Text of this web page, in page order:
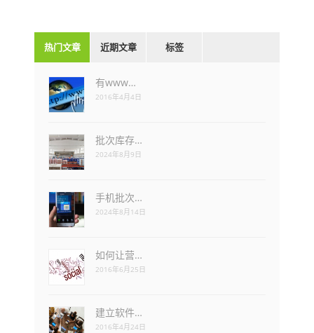
热门文章 近期文章 标签
有www…
2016年4月4日
批次库存…
2024年8月9日
手机批次…
2024年8月14日
如何让营…
2016年6月25日
建立软件…
2016年4月24日